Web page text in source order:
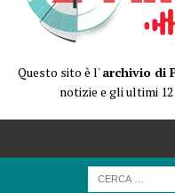
Questo sito è l'archivio di
notizie e gli ultimi